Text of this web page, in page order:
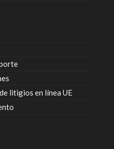
litigios en línea UE